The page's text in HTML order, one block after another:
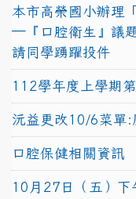
本市高榮國小辦理
─『口腔衛生』議
請同學踴躍投件
112學年度上學期
沅益更改10/6菜單:
口腔保健相關資訊
10月27日（五）下